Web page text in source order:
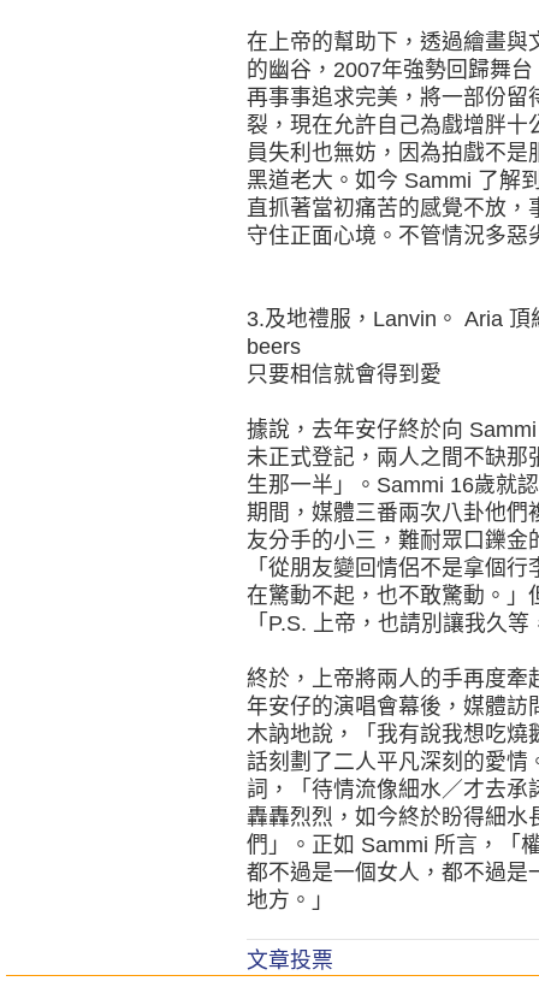
在上帝的幫助下，透過繪畫與
的幽谷，2007年強勢回歸舞
再事事追求完美，將一部份留
裂，現在允許自己為戲增胖
員失利也無妨，因為拍戲不
黑道老大。如今 Sammi 了解
直抓著當初痛苦的感覺不放
守住正面心境。不管情況多
3.及地禮服，Lanvin。 Aria
beers
只要相信就會得到愛
據說，去年安仔終於向
未正式登記，兩人之間不缺那
生那一半」。Sammi 16歲就
期間，媒體三番兩次八卦他們
友分手的小三，難耐眾口鑠
「從朋友變回情侶不是拿個
在驚動不起，也不敢驚動。」
「P.S. 上帝，也請別讓我久
終於，上帝將兩人的手再度牽
年安仔的演唱會幕後，媒體訪
木訥地說，「我有說我想吃燒
話刻劃了二人平凡深刻的愛情
詞，「待情流像細水／才去
轟轟烈烈，如今終於盼得細水
們」。正如 Sammi 所言，「
都不過是一個女人，都不過是
地方。」
文章投票